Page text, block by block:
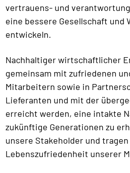
vertrauens- und
eine bessere Gesellschaft und
entwickeln.
Nachhaltiger wirtschaftlicher
gemeinsam mit zufriedenen
Mitarbeitern sowie in
Lieferanten und mit der
erreicht werden, eine intakte
zukünftige Generationen zu
unsere Stakeholder und
Lebenszufriedenheit unserer